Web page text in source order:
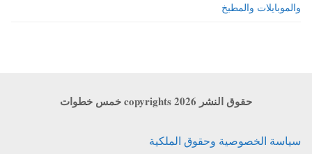
والموبايلات والمطبخ
حقوق النشر copyrights 2026 خمس خطوات
سياسة الخصوصية وحقوق الملكية